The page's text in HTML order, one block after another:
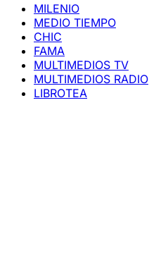
MILENIO
MEDIO TIEMPO
CHIC
FAMA
MULTIMEDIOS TV
MULTIMEDIOS RADIO
LIBROTEA